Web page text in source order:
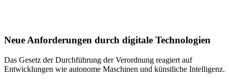
Neue Anforderungen durch digitale Technologien
Das Gesetz der Durchführung der Verordnung reagiert auf
Entwicklungen wie autonome Maschinen und künstliche Intelligenz.